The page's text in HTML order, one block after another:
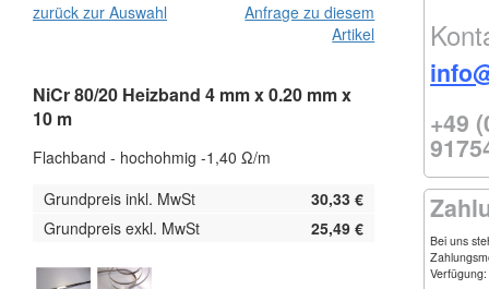
zurück zur Auswahl
Anfrage zu diesem
Artikel
NiCr 80/20 Heizband 4 mm x 0.20 mm x
10 m
Flachband - hochohmig -1,40 Ω/m
Grundpreis inkl. MwSt
30,33 €
Grundpreis exkl. MwSt
25,49 €
+49
Bei uns
Verfügung: